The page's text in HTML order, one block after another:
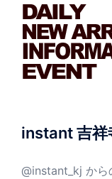
instant 吉祥
@instant_kj から